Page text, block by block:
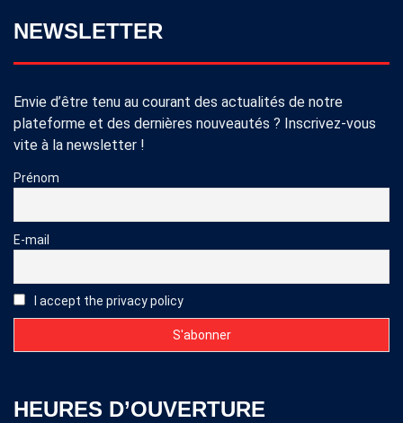
NEWSLETTER
Envie d’être tenu au courant des actualités de notre
plateforme et des dernières nouveautés ? Inscrivez-vous
vite à la newsletter !
Prénom
E-mail
I accept the privacy policy
HEURES D’OUVERTURE